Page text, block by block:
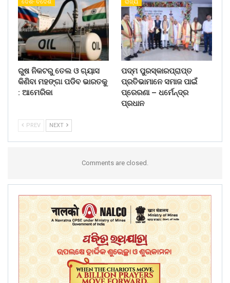
ଦେଶ- ବିଦେଶ
ରୁଷ ନିକଟରୁ ତେଲ ଓ ଗ୍ୟାସ
କିଣିବା ମହଙ୍ଗା ପଡିବ ଭାରତକୁ
: ଆମେରିକା
ରାଜ୍ୟ
ପଦ୍ମ ପୁରସ୍କାରପ୍ରାପ୍ତ
ପ୍ରତିଭାମାନେ ସମାଜ ପାଇଁ
ପ୍ରେରଣା – ଧର୍ମେନ୍ଦ୍ର
ପ୍ରଧାନ
PREV NEXT
Comments are closed.